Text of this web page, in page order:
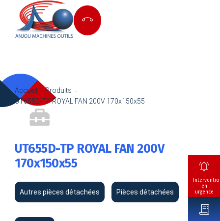
en
urgence
Accueil
Produits
UT655D-TP ROYAL FAN 200V 170x150x55
UT655D-TP ROYAL FAN 200V
170x150x55
Autres pièces détachées Pièces détachées